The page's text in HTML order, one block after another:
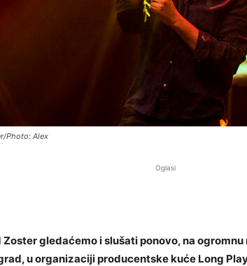
Photo: Alex
Oglasi
gledaćemo i slušati ponovo, na
u organizaciji producentske kuće Long